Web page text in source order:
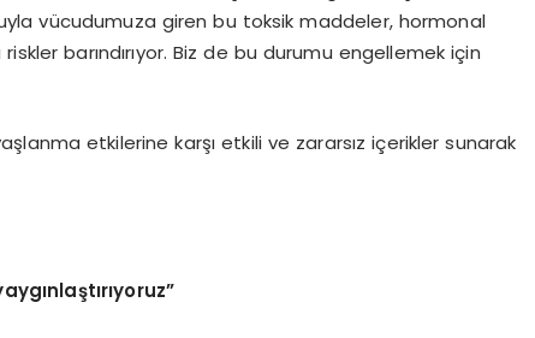
vücudumuza giren bu toksik maddeler, hormonal
barındırıyor. Biz de bu durumu engellemek için
etkilerine karşı etkili ve zararsız içerikler sunarak